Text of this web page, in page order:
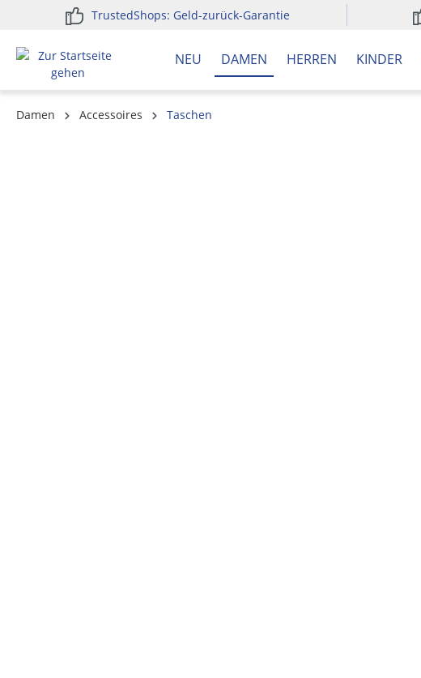
Zur Hauptnavigation springen
TrustedShops: Geld-zurück-Garantie
NEU DAMEN HERREN KINDER
Damen Accessoires
Taschen